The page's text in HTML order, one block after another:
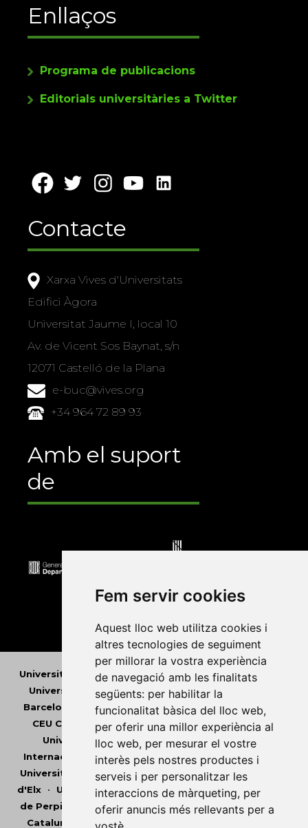
Fem servir cookies
Aquest lloc web utilitza cookies i
altres tecnologies de seguiment
per millorar la vostra experiència
de navegació amb les finalitats
següents: per habilitar la
funcionalitat bàsica del lloc web,
per oferir una millor experiència al
lloc web, per mesurar el vostre
interès pels nostres productes i
serveis i per personalitzar les
interaccions de màrqueting, per
oferir anuncis més rellevants per a
Enllaços
Programa de publicacions
Editorials universitàries a Twitter
Contacte
Xarxa Vives d'Universitats
Edifici Àgora
Universitat Jaume I, local 10
Av. de Vicent Sos Baynat, s/n
12071 Castelló de la Plana
e-buc@vives.org
+34 964 72 89 93
Amb el suport
de
Universitat Abat Oliba CEU•Universitat d'Alacant
Universitat d'Andorra•Universitat Autònoma de
Barcelona
Universitat de Barcelona•Universitat
CEU Cardenal Herrera•Universitat de Girona •
Universitat de les Illes Balears• Universitat
Internacional de Catalunya•Universitat Jaume I
Universitat de Lleida• Universitat Miguel Hernández
d'Elx• Universitat Oberta de Catalunya•Universitat
de Perpinyà Via Domitia•Universitat Politècnica de
Catalunya
Universitat Politècnica de València